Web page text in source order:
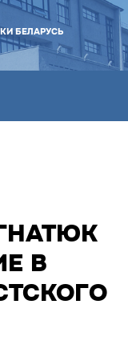
БЕЛАРУСЬ
В